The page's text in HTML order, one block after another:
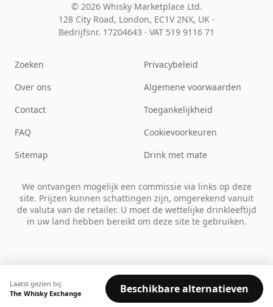
Laatst gezien bij:
The Whisky Exchange
Beschikbare alternatieven
© 2026 Whisky Marketplace Ltd.
128 City Road, London, EC1V 2NX, UK ·
Bedrijfsnr. 17204643 · VAT 519 9116 71
Zoeken
Over ons
Contact
FAQ
Sitemap
Privacybeleid
Algemene voorwaarden
Toegankelijkheid
Cookievoorkeuren
Drink met mate
We ontvangen mogelijk een commissie via links op deze
site. Prijzen kunnen schattingen zijn, omgerekend vanuit
de valuta van de retailer. U moet de wettelijke drinkleeftijd
in uw land hebben bereikt om deze site te gebruiken.